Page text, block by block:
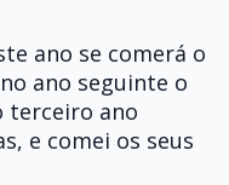
ano se comerá o
ano seguinte o
terceiro ano
e comei os seus